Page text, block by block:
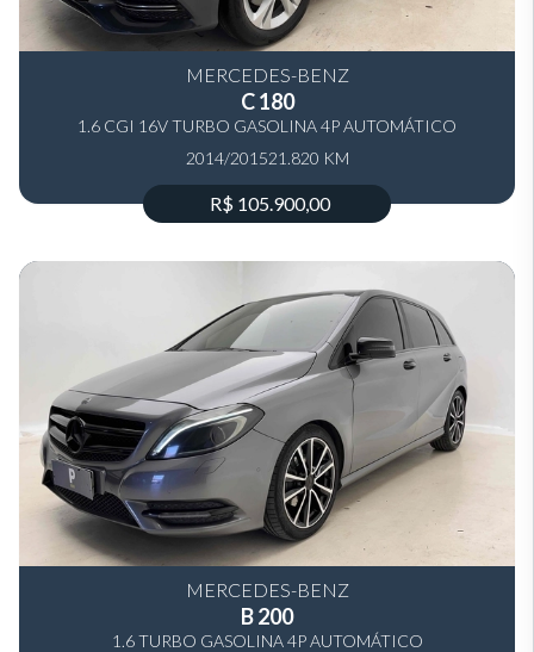
MERCEDES-BENZ
C 180
1.6 CGI 16V TURBO GASOLINA 4P AUTOMÁTICO
2014/201521.820 KM
R$ 105.900,00
MERCEDES-BENZ
B 200
1.6 TURBO GASOLINA 4P AUTOMÁTICO